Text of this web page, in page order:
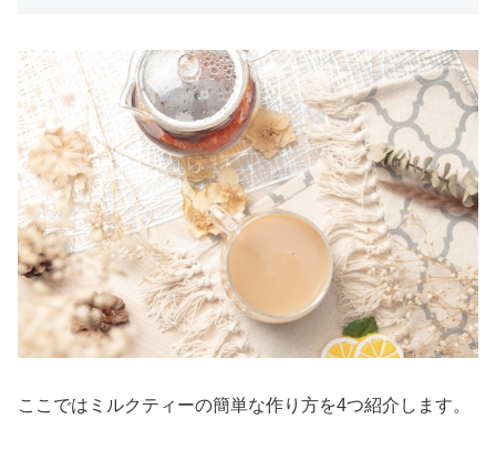
ここではミルクティーの簡単な作り方を4つ紹介します。